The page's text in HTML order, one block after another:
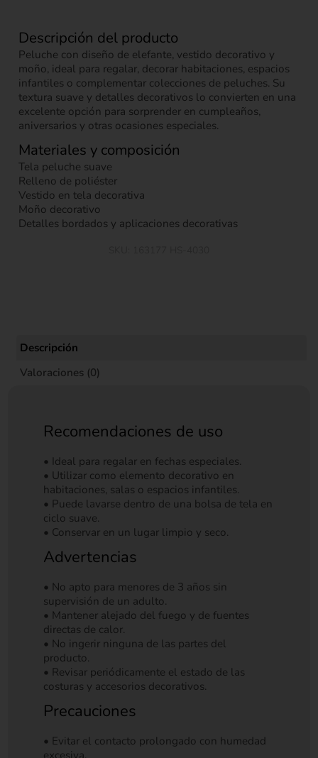
Descripción del producto
Peluche con diseño de elefante, vestido decorativo y
moño, ideal para regalar, decorar habitaciones, espacios
infantiles o complementar colecciones de peluches. Su
textura suave y detalles decorativos lo convierten en una
excelente opción para sorprender en cumpleaños,
aniversarios y otras ocasiones especiales.
Materiales y composición
Tela peluche suave
Relleno de poliéster
Vestido en tela decorativa
Moño decorativo
Detalles bordados y aplicaciones decorativas
Descripción
Valoraciones (0)
Recomendaciones de uso
• Ideal para regalar en fechas especiales.
• Utilizar como elemento decorativo en
habitaciones, salas o espacios infantiles.
• Puede lavarse dentro de una bolsa de tela en
ciclo suave.
• Conservar en un lugar limpio y seco.
Advertencias
• No apto para menores de 3 años sin
supervisión de un adulto.
• Mantener alejado del fuego y de fuentes
directas de calor.
• No ingerir ninguna de las partes del
producto.
• Revisar periódicamente el estado de las
costuras y accesorios decorativos.
Precauciones
• Evitar el contacto prolongado con humedad